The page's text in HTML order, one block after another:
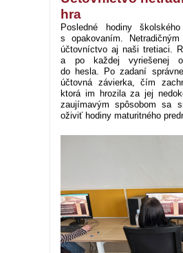
hra
Posledné hodiny
s opakovaním.
účtovníctvo aj naši tretiaci.
a po každej vyriešenej
do hesla. Po zadaní
účtovná závierka, čím
ktorá im hrozila za jej
zaujímavým spôsobom sa
oživiť hodiny maturitného